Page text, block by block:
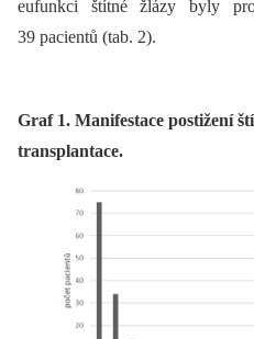
eufunkci štítné žlázy byly
39 pacientů (tab. 2).
Graf 1. Manifestace postižení
transplantace.